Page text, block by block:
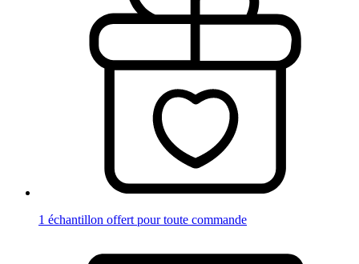
1 échantillon offert pour toute commande